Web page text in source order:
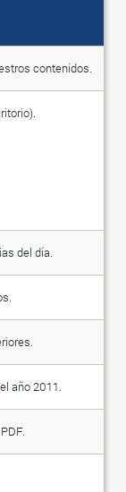
contenidos.
del día.
año 2011.